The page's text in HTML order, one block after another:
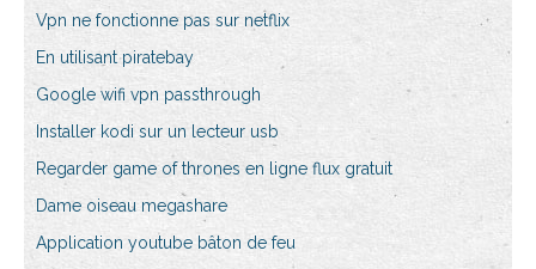
Vpn ne fonctionne pas sur netflix
En utilisant piratebay
Google wifi vpn passthrough
Installer kodi sur un lecteur usb
Regarder game of thrones en ligne flux gratuit
Dame oiseau megashare
Application youtube bâton de feu